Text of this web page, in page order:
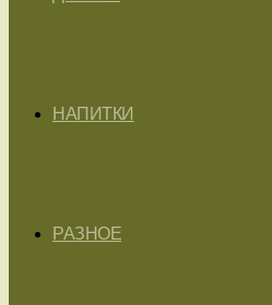
НАПИТКИ
РАЗНОЕ